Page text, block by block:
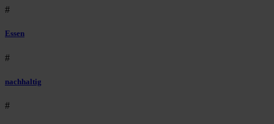
#
Essen
#
nachhaltig
#